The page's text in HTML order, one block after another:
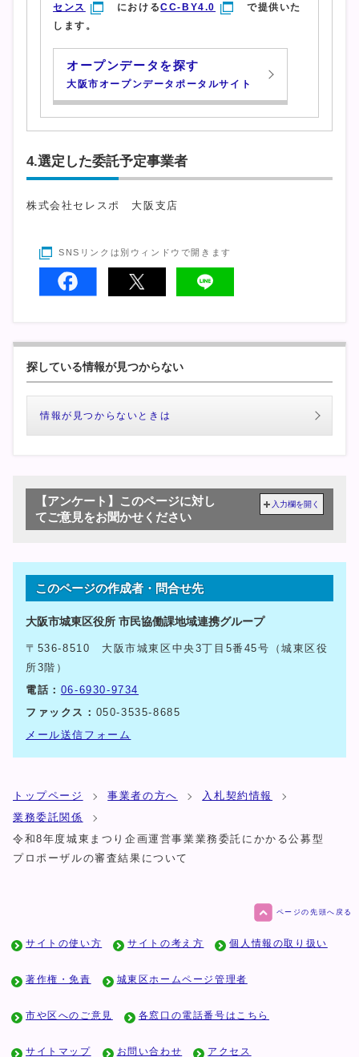
センス
におけるCC-BY4.0
で提供いた
します。
オープンデータを探す
大阪市オープンデータポータルサイト
4.選定した委託予定事業者
株式会社セレスポ 大阪支店
SNSリンクは別ウィンドウで開きます
探している情報が見つからない
情報が見つからないときは
【アンケート】このページに対し
てご意見をお聞かせください
入力欄を開く
このページの作成者・問合せ先
大阪市城東区役所 市民協働課地域連携グループ
〒536-8510 大阪市城東区中央3丁目5番45号（城東区役
所3階）
電話： 06-6930-9734
ファックス： 050-3535-8685
メール送信フォーム
トップページ 事業者の方へ
入札契約情報
業務委託関係
令和8年度城東まつり企画運営事業業務委託にかかる公募型
プロポーザルの審査結果について
ページの先頭へ戻る
サイトの使い方 サイトの考え方 個人情報の取り扱い
著作権・免責 城東区ホームページ管理者
市や区へのご意見 各窓口の電話番号はこちら
サイトマップ お問い合わせ アクセス